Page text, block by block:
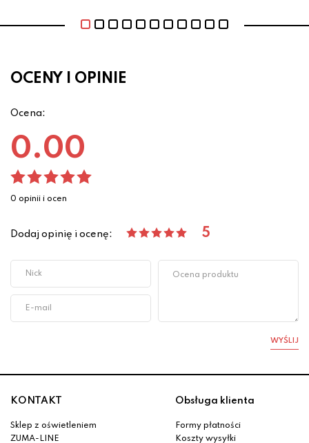
OCENY I OPINIE
Ocena:
0.00
0 opinii i ocen
Dodaj opinię i ocenę: 5
WYŚLIJ
KONTAKT
Sklep z oświetleniem
ZUMA-LINE
Obsługa klienta
Formy płatności
Koszty wysyłki